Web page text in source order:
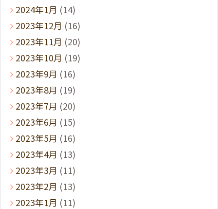
2024年1月 (14)
2023年12月 (16)
2023年11月 (20)
2023年10月 (19)
2023年9月 (16)
2023年8月 (19)
2023年7月 (20)
2023年6月 (15)
2023年5月 (16)
2023年4月 (13)
2023年3月 (11)
2023年2月 (13)
2023年1月 (11)